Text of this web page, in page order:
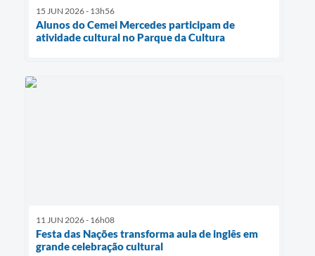
15 JUN 2026 - 13h56
Alunos do Cemei Mercedes participam de
atividade cultural no Parque da Cultura
11 JUN 2026 - 16h08
Festa das Nações transforma aula de inglês em
grande celebração cultural